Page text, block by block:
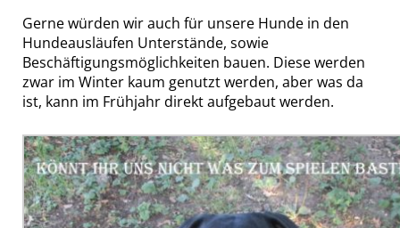
Gerne würden wir auch für unsere Hunde in den
Hundeausläufen Unterstände, sowie
Beschäftigungsmöglichkeiten bauen. Diese werden
zwar im Winter kaum genutzt werden, aber was da
ist, kann im Frühjahr direkt aufgebaut werden.